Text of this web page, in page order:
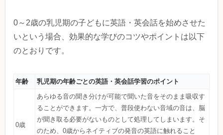
0～2歳の乳児期の子どもに英語・英会話を始めさせた
いという場合、効果的な学びのコツやポイントは以下
のとおりです。
年齢 乳児期の年齢ごとの英語・英会話学習のポイント
0歳
あらゆる音の聞き分けが可能で聞いた音をそのまま吸収す
ることができます。一方で、普段使わない音域の音は、脳
が聞き取る必要がないものとして処理してしまいます。そ
のため、0歳からネイティブの発音の英語に触れること